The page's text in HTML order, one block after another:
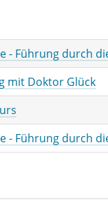
- Führung durch
mit Doktor Glück
- Führung durch